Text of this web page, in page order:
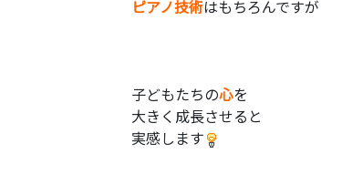
ピアノ技術はもちろんですが
子どもたちの心を
大きく成長させると
実感します